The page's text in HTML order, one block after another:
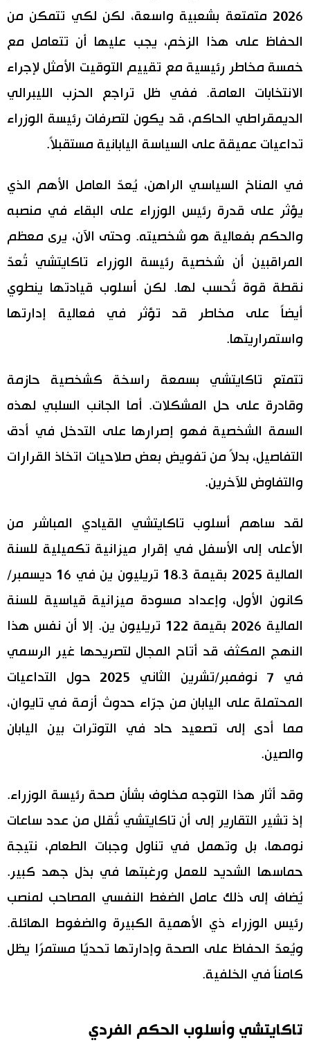
2026 متمتعة بشعبية واسعة، لكن لكي تتمكن من
الحفاظ على هذا الزخم، يجب عليها أن تتعامل مع
خمسة مخاطر رئيسية مع تقييم التوقيت الأمثل لإجراء
الانتخابات العامة. ففي ظل تراجع الحزب الليبرالي
الديمقراطي الحاكم، قد يكون لتصرفات رئيسة الوزراء
تداعيات عميقة على السياسة اليابانية مستقبلاً.
في المناخ السياسي الراهن، يُعدّ العامل الأهم الذي
يؤثر على قدرة رئيس الوزراء على البقاء في منصبه
والحكم بفعالية هو شخصيته. وحتى الآن، يرى معظم
المراقبين أن شخصية رئيسة الوزراء تاكايتشي تُعدّ
نقطة قوة تُحسب لها. لكن أسلوب قيادتها ينطوي
أيضاً على مخاطر قد تؤثر في فعالية إدارتها
واستمراريتها.
تتمتع تاكايتشي بسمعة راسخة كشخصية حازمة
وقادرة على حل المشكلات. أما الجانب السلبي لهذه
السمة الشخصية فهو إصرارها على التدخل في أدق
التفاصيل، بدلاً من تفويض بعض صلاحيات اتخاذ القرارات
والتفاوض للآخرين.
لقد ساهم أسلوب تاكايتشي القيادي المباشر من
الأعلى إلى الأسفل في إقرار ميزانية تكميلية للسنة
المالية 2025 بقيمة 18.3 تريليون ين في 16 ديسمبر/
كانون الأول، وإعداد مسودة ميزانية قياسية للسنة
المالية 2026 بقيمة 122 تريليون ين. إلا أن نفس هذا
النهج المكثف قد أتاح المجال لتصريحها غير الرسمي
في 7 نوفمبر/تشرين الثاني 2025 حول التداعيات
المحتملة على اليابان من جرّاء حدوث أزمة في تايوان،
مما أدى إلى تصعيد حاد في التوترات بين اليابان
والصين.
وقد أثار هذا التوجه مخاوف بشأن صحة رئيسة الوزراء.
إذ تشير التقارير إلى أن تاكايتشي تُقلل من عدد ساعات
نومها، بل وتهمل في تناول وجبات الطعام، نتيجة
حماسها الشديد للعمل ورغبتها في بذل جهد كبير.
يُضاف إلى ذلك عامل الضغط النفسي المصاحب لمنصب
رئيس الوزراء ذي الأهمية الكبيرة والضغوط الهائلة.
ويُعدّ الحفاظ على الصحة وإدارتها تحديًا مستمرًا يظل
كامناً في الخلفية.
تاكايتشي وأسلوب الحكم الفردي